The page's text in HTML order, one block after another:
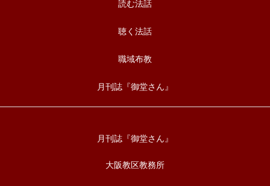
読む法話
聴く法話
職域布教
月刊誌『御堂さん』
月刊誌『御堂さん』
大阪教区教務所